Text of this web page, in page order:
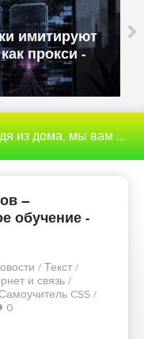
имитируют
прокси -
поможем с этим разобраться
–
обучение -
/ Текст /
и связь /
CSS /
0